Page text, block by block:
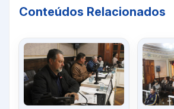
Conteúdos Relacionados